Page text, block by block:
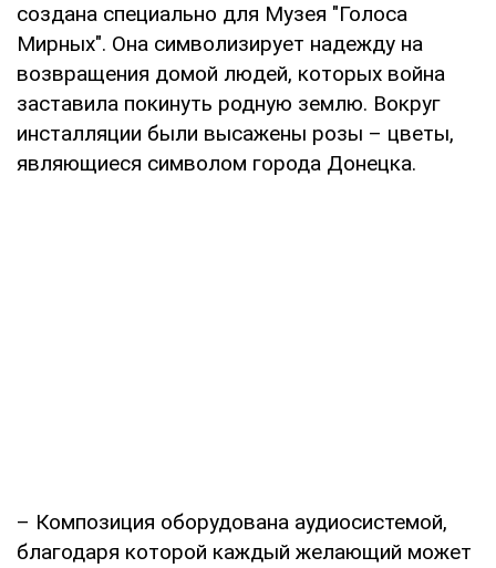
создана специально для Музея "Голоса
Мирных". Она символизирует надежду на
возвращения домой людей, которых война
заставила покинуть родную землю. Вокруг
инсталляции были высажены розы – цветы,
являющиеся символом города Донецка.
– Композиция оборудована аудиосистемой,
благодаря которой каждый желающий может